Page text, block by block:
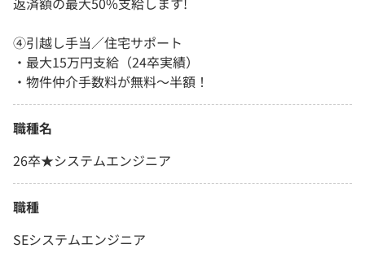
④引越し手当／住宅サポート
・最大15万円支給（24卒実績）
・物件仲介手数料が無料〜半額！
職種名
26卒★システムエンジニア
職種
SEシステムエンジニア